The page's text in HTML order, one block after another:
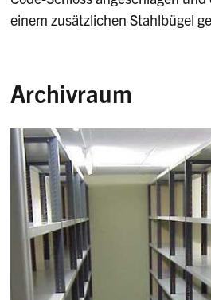
einem zusätzlichen Stahlbügel
Archivraum